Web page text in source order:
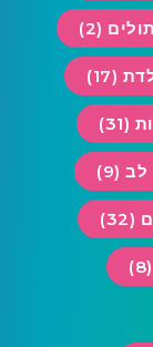
(2)
(17)
(9)